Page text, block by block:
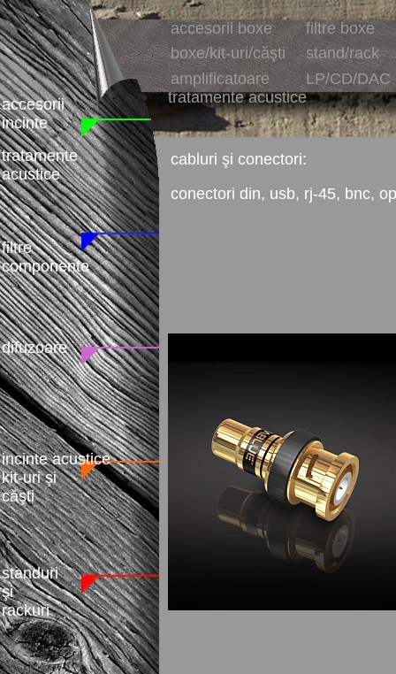
difuzoare
accesorii boxe
filtre boxe
boxe/kit-uri/căşti
stand/rack
amplificatoare
LP/CD/DAC
accesorii
incinte
tratamente
acustice
filtre
componente
tratamente acustice
standuri
şi
rackuri
incinte acustice
kit-uri şi
căşti
cabluri şi conectori:
conectori din, usb, rj-45, bnc,